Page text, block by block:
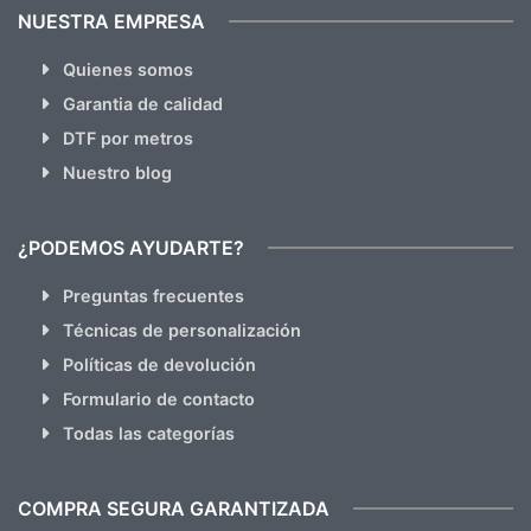
NUESTRA EMPRESA
Quienes somos
Garantia de calidad
DTF por metros
Nuestro blog
¿PODEMOS AYUDARTE?
Preguntas frecuentes
Técnicas de personalización
Políticas de devolución
Formulario de contacto
Todas las categorías
COMPRA SEGURA GARANTIZADA